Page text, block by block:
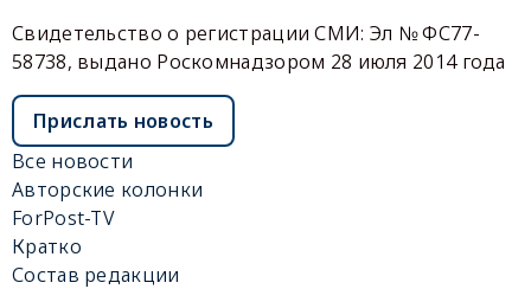
Свидетельство о регистрации СМИ: Эл № ФС77-
58738, выдано Роскомнадзором 28 июля 2014 года
Прислать новость
Все новости
Авторские колонки
ForPost-TV
Кратко
Состав редакции